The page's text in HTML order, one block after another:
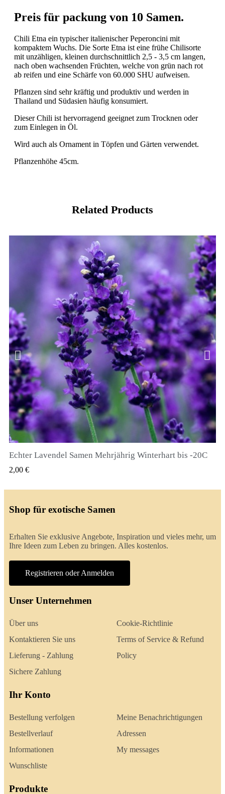
Preis für packung von 10 Samen.
Chili Etna ein typischer italienischer Peperoncini mit
kompaktem Wuchs. Die Sorte Etna ist eine frühe Chilisorte
mit unzähligen, kleinen durchschnittlich 2,5 - 3,5 cm langen,
nach oben wachsenden Früchten, welche von grün nach rot
ab reifen und eine Schärfe von 60.000 SHU aufweisen.
Pflanzen sind sehr kräftig und produktiv und werden in
Thailand und Südasien häufig konsumiert.
Dieser Chili ist hervorragend geeignet zum Trocknen oder
zum Einlegen in Öl.
Wird auch als Ornament in Töpfen und Gärten verwendet.
Pflanzenhöhe 45cm.
Related Products
QUICK VIEW
Echter Lavendel Samen Mehrjährig Winterhart bis -20C
2,00 €
Shop für exotische Samen
Erhalten Sie exklusive Angebote, Inspiration und vieles mehr, um
Ihre Ideen zum Leben zu bringen. Alles kostenlos.
Registrieren oder Anmelden
Unser Unternehmen
Über uns
Kontaktieren Sie uns
Lieferung - Zahlung
Sichere Zahlung
Cookie-Richtlinie
Terms of Service & Refund
Policy
Ihr Konto
Bestellung verfolgen
Bestellverlauf
Informationen
Wunschliste
Meine Benachrichtigungen
Adressen
My messages
Produkte